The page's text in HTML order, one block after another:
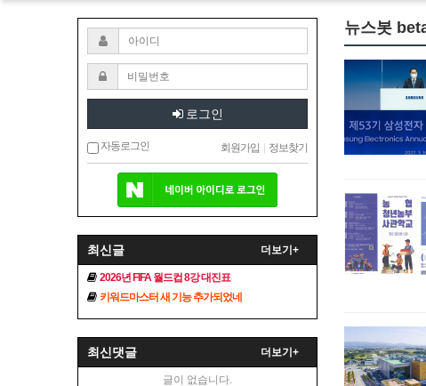
뉴스봇
로그인
자동로그인 회원가입 정보찾기
최신글 더보기+
2026년 FIFA 월드컵 8강 대진표
키워드마스터 새 기능 추가되었네
최신댓글 더보기+
글이 없습니다.